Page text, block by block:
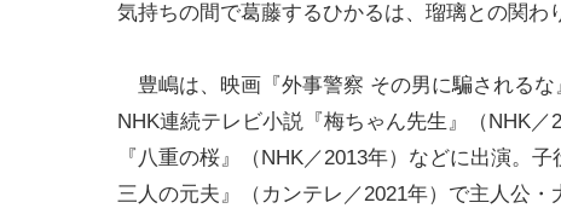
気持ちの間で葛藤するひかるは、瑠璃との関わ
豊嶋は、映画『外事警察 その男に騙されるな
NHK連続テレビ小説『梅ちゃん先生』（NHK
『八重の桜』（NHK／2013年）などに出演。
三人の元夫』（カンテレ／2021年）で主人公